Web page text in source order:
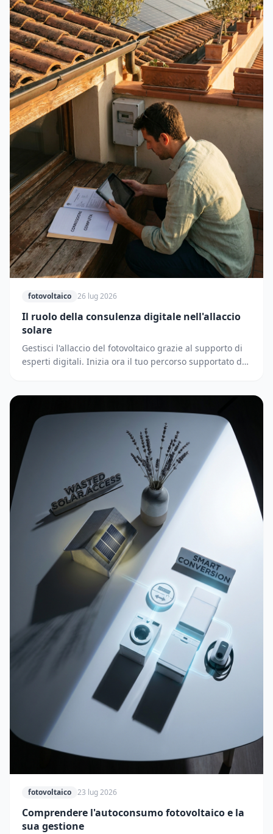
fotovoltaico 26 lug 2026
Il ruolo della consulenza digitale nell'allaccio
solare
Gestisci l'allaccio del fotovoltaico grazie al supporto di
esperti digitali. Inizia ora il tuo percorso supportato dai
fotovoltaico 23 lug 2026
Comprendere l'autoconsumo fotovoltaico e la
sua gestione